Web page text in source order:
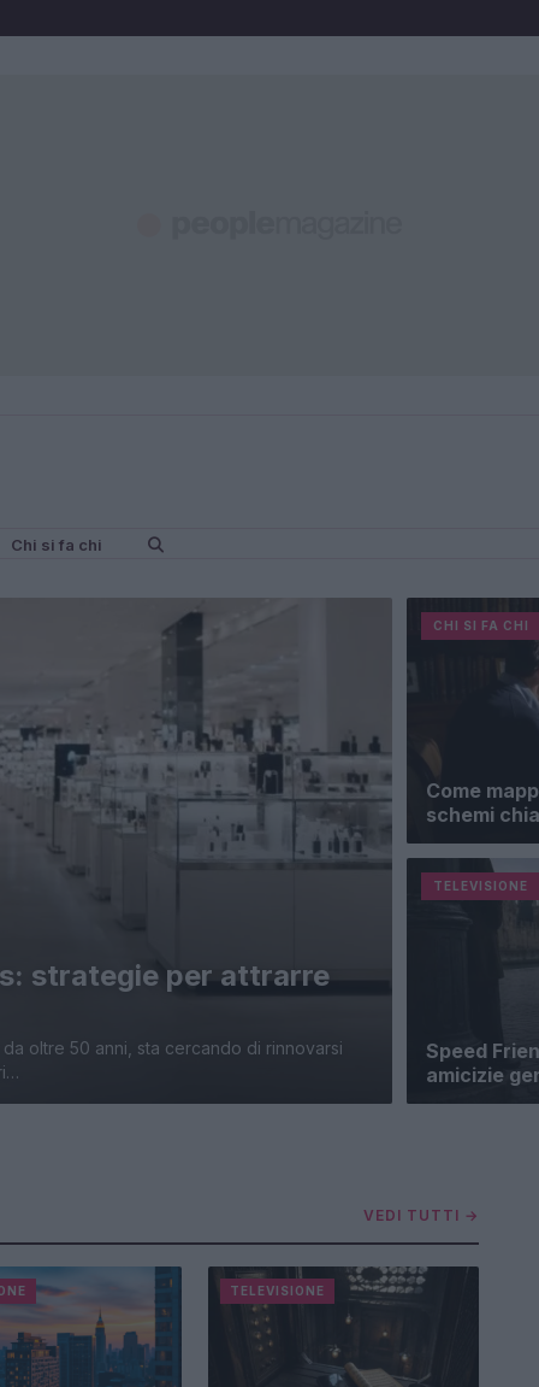
Chi si fa chi
strategie per attrarre
oltre 50 anni, sta cercando di rinnovarsi
CHI SI FA CHI
Come
schemi
TELEVISIONE
Speed
amicizie
VEDI TUTTI →
TELEVISIONE